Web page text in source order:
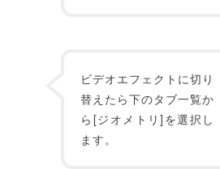
ビデオエフェクトに切り
替えたら下のタブ一覧か
ら[ジオメトリ]を選択し
ます。